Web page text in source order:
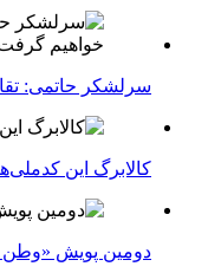
سرلشکر حاتمی:
کالابرگ این
دومین پویش «وطن